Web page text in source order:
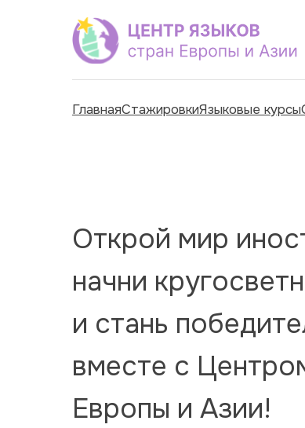
ГлавнаяСтажировкиЯзыковые курсы
Открой мир
начни
и стань
вместе с
Европы и Азии!